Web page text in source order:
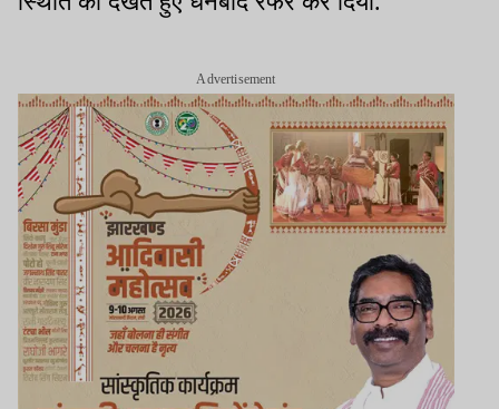
Advertisement